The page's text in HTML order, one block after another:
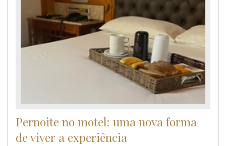
Pernoite no motel: uma nova forma
de viver a experiência